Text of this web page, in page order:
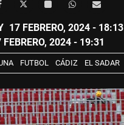
17 FEBRERO, 2024 - 18:13
2024 - 19:31
FUTBOL CÁDIZ EL SADAR